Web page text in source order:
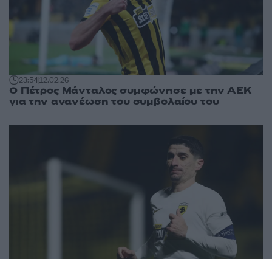
23:5412.02.26
Ο Πέτρος Μάνταλος συμφώνησε με την ΑΕΚ
για την ανανέωση του συμβολαίου του